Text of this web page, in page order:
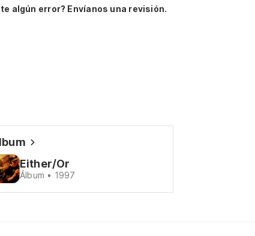
algún error? Envíanos una revisión.
Either/Or
Álbum • 1997